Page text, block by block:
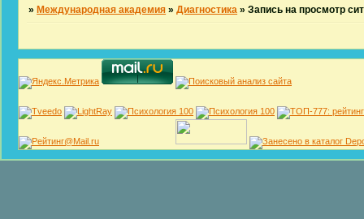
» Международная академия »Диагностика »Запись на просмотр